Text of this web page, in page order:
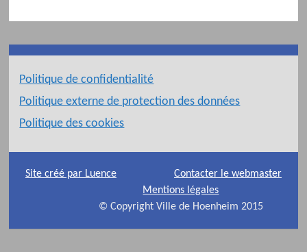
Politique de confidentialité
Politique externe de protection des données
Politique des cookies
Site créé par Luence
Contacter le webmaster
Mentions légales
© Copyright Ville de Hoenheim 2015